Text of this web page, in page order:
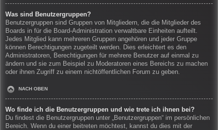
Was sind Benutzergruppen?
Benutzergruppen sind Gruppen von Mitgliedern, die die Mitglieder des
Boards in für die Board-Administration verwaltbare Einheiten aufteilt.
Jedes Mitglied kann mehreren Gruppen angehören und jeder Gruppe
können Berechtigungen zugeteilt werden. Dies erleichtert es den
Administratoren, Berechtigungen für mehrere Benutzer auf einmal zu
ändern und sie zum Beispiel zu Moderatoren eines Bereichs zu machen
oder ihnen Zugriff zu einem nichtöffentlichen Forum zu geben.
NACH OBEN
Wo finde ich die Benutzergruppen und wie trete ich ihnen bei?
Du findest die Benutzergruppen unter „Benutzergruppen“ im persönlichen
Bereich. Wenn du einer beitreten möchtest, kannst du dies mit der